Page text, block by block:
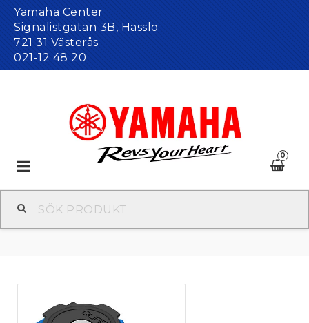
Yamaha Center
Signalistgatan 3B, Hässlö
721 31 Västerås
021-12 48 20
0
Toggle
navigation